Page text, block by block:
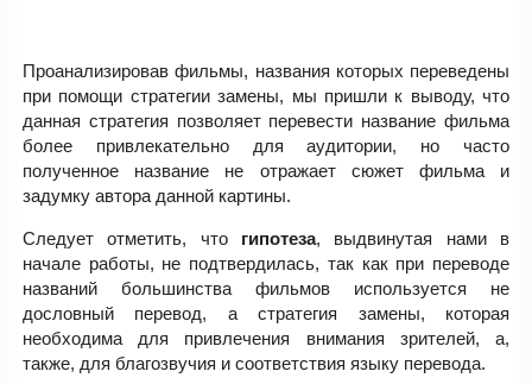
Проанализировав фильмы, названия которых переведены
при помощи стратегии замены, мы пришли к выводу, что
данная стратегия позволяет перевести название фильма
более привлекательно для аудитории, но часто
полученное название не отражает сюжет фильма и
задумку автора данной картины.
Следует отметить, чтогипотеза, выдвинутая нами в
начале работы, не подтвердилась, так как при переводе
названий большинства фильмов используется не
дословный перевод, а стратегия замены, которая
необходима для привлечения внимания зрителей, а,
также, для благозвучия и соответствия языку перевода.